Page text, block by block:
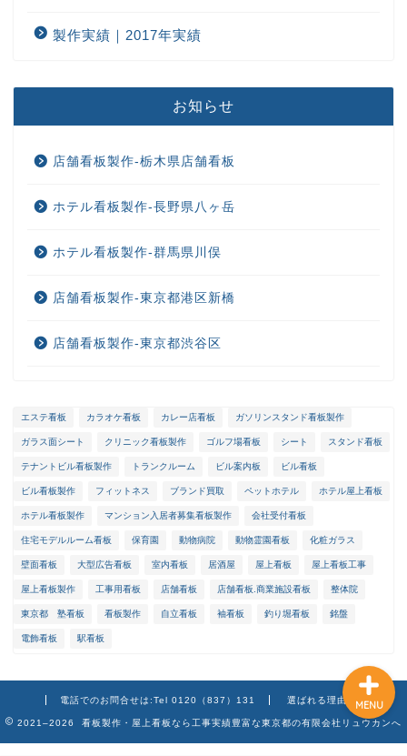
製作実績｜2017年実績
お知らせ
店舗看板製作-栃木県店舗看板
ホテル看板製作-長野県八ヶ岳
ホテル看板製作-群馬県川俣
店舗看板製作-東京都港区新橋
店舗看板製作-東京都渋谷区
エステ看板 カラオケ看板 カレー店看板 ガソリンスタンド看板製作
ガラス面シート クリニック看板製作 ゴルフ場看板 シート スタンド看板
テナントビル看板製作 トランクルーム ビル案内板 ビル看板
ビル看板製作 フィットネス ブランド買取 ペットホテル ホテル屋上看板
ホテル看板製作 マンション入居者募集看板製作 会社受付看板
住宅モデルルーム看板 保育園 動物病院 動物霊園看板 化粧ガラス
壁面看板 大型広告看板 室内看板 居酒屋 屋上看板 屋上看板工事
屋上看板製作 工事用看板 店舗看板 店舗看板.商業施設看板 整体院
東京都 塾看板 看板製作 自立看板 袖看板 釣り堀看板 銘盤
電飾看板 駅看板
電話でのお問合せは:Tel 0120（837）131 選ばれる理由
2021–2026 看板製作・屋上看板なら工事実績豊富な東京都の有限会社リュウカンへ
MENU
ホーム
選ばれる理由
会社概要